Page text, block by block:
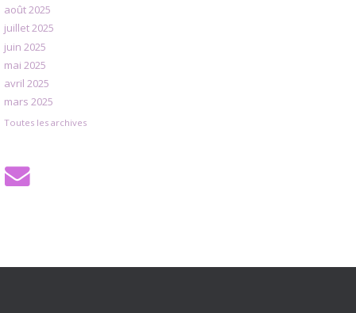
août 2025
juillet 2025
juin 2025
mai 2025
avril 2025
mars 2025
Toutes les archives